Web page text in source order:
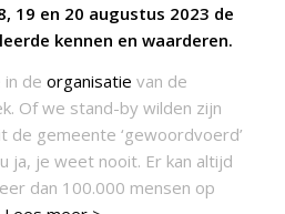
19 en 20 augustus 2023 de
kennen en waarderen.
in de organisatie van de
Of we stand-by wilden zijn
de gemeente ‘gewoordvoerd’
ja, je weet nooit. Er kan altijd
dan 100.000 mensen op